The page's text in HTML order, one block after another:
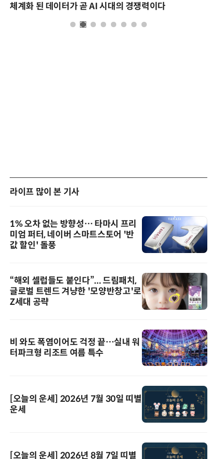
체계화 된 데이터가 곧 AI 시대의 경쟁력이다
라이프 많이 본 기사
1% 오차 없는 방향성… 타마시 프리
미엄 퍼터, 네이버 스마트스토어 '반
값 할인' 돌풍
“해외 셀럽들도 붙인다”... 드림패치,
글로벌 트렌드 겨냥한 '모양반창고'로
Z세대 공략
비 와도 폭염이어도 걱정 끝…실내 워
터파크형 리조트 여름 특수
[오늘의 운세] 2026년 7월 30일 띠별
운세
[오늘의 운세] 2026년 8월 7일 띠별